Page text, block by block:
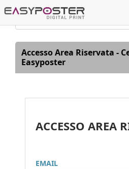
Accesso Area Riservata -
Easyposter
ACCESSO AREA
EMAIL